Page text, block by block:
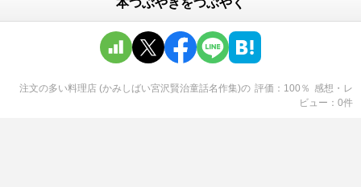
本つぶやきをつぶやく
注文の多い料理店 (かみしばい宮沢賢治童話名作集)の 評価 100 ％ 感想・レ
ビュー
0件